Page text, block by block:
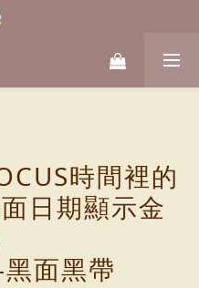
時間裡的
日期顯示金
面黑帶